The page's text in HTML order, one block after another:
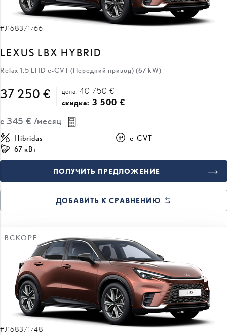
#J168371766
LEXUS LBX HYBRID
Relax 1.5 LHD e-CVT (Передний привод) (67 kW)
37 250 € цена: 40 750 €
скидка: 3 500 €
с 345 € /месяц
Hibridas
e-CVT
67 кВт
ПОЛУЧИТЬ ПРЕДЛОЖЕНИЕ
ДОБАВИТЬ К СРАВНЕНИЮ
ВСКОРЕ
#J168371748